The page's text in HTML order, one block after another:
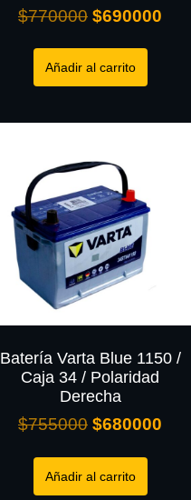
$770000 $690000
Añadir al carrito
Batería Varta Blue 1150 /
Caja 34 / Polaridad
Derecha
$755000 $680000
Añadir al carrito